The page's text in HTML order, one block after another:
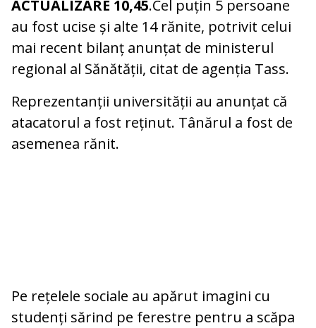
ACTUALIZARE 10,45.Cel puțin 5 persoane
au fost ucise și alte 14 rănite, potrivit celui
mai recent bilanț anunțat de ministerul
regional al Sănătății, citat de agenția Tass.
Reprezentanții universității au anunțat că
atacatorul a fost reținut. Tânărul a fost de
asemenea rănit.
Pe rețelele sociale au apărut imagini cu
studenți sărind pe ferestre pentru a scăpa